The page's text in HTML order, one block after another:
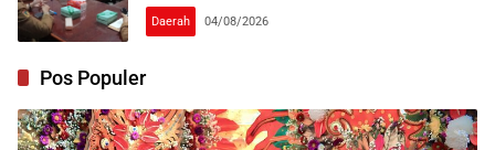
Daerah 04/08/2026
Pos Populer